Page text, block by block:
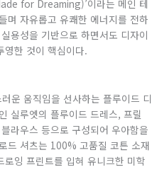
for Dreaming)’이라는 메인 테
며 자유롭고 유쾌한 에너지를 전하
용성을 기반으로 하면서도 디자이
영한 것이 핵심이다.
운 움직임을 선사하는 플루이드 디
실루엣의 플루이드 드레스, 프릴
라우스 등으로 구성되어 우아함을
드 셔츠는 100% 고품질 코튼 소재
잉 프린트를 입혀 유니크한 미학